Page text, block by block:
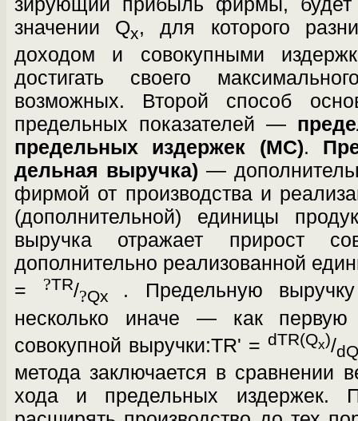
значе­нии Qx, для которого
доходом и со­вокупными
достигать своего
возможных. Второй способ
предельных показателей —
предельных издержек (МС).
дельная выручка) —
фирмой от производства и
(дополнитель­ной) единицы
выручка отражает прирост
дополнительно реализованной
=
?TR/?Qx
. Предельную
несколько иначе — как первую
совокупной выручки:TR' = dTR(Qx)/dQ
метода заключается в сравнении
хода и предельных издержек.